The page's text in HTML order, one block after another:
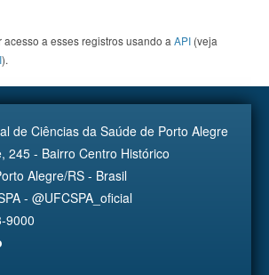
acesso a esses registros usando a API (veja
).
de Ciências da Saúde de Porto Alegre
245 - Bairro Centro Histórico
Alegre/RS - Brasil
- @UFCSPA_oficial
9000